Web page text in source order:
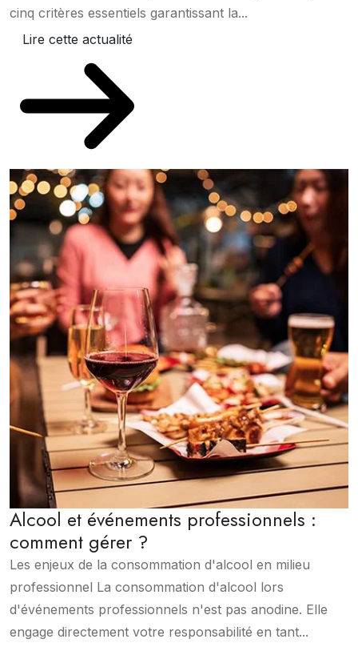
cinq critères essentiels garantissant la...
Lire cette actualité
Alcool et événements professionnels :
comment gérer ?
Les enjeux de la consommation d'alcool en milieu
professionnel La consommation d'alcool lors
d'événements professionnels n'est pas anodine. Elle
engage directement votre responsabilité en tant...